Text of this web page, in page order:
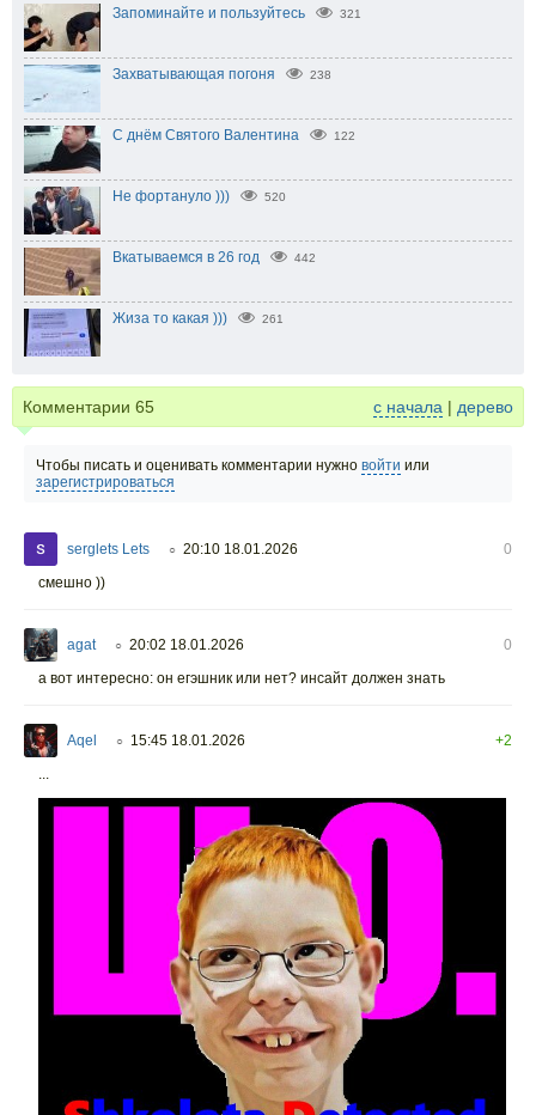
Запоминайте и пользуйтесь 321
Захватывающая погоня 238
С днём Святого Валентина 122
Не фортануло ))) 520
Вкатываемся в 26 год 442
Жиза то какая ))) 261
Комментарии 65 с начала | дерево
Чтобы писать и оценивать комментарии нужно войти или
зарегистрироваться
serglets Lets ○ 20:10 18.01.2026
0
смешно ))
agat ○ 20:02 18.01.2026
0
а вот интересно: он егэшник или нет? инсайт должен знать
Aqel ○ 15:45 18.01.2026
+2